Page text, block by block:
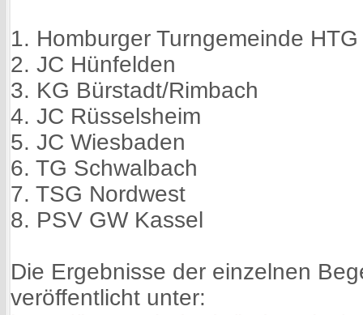
1. Homburger Turngemeinde HTG
2. JC Hünfelden
3. KG Bürstadt/Rimbach
4. JC Rüsselsheim
5. JC Wiesbaden
6. TG Schwalbach
7. TSG Nordwest
8. PSV GW Kassel
Die Ergebnisse der einzelnen
veröffentlicht unter: